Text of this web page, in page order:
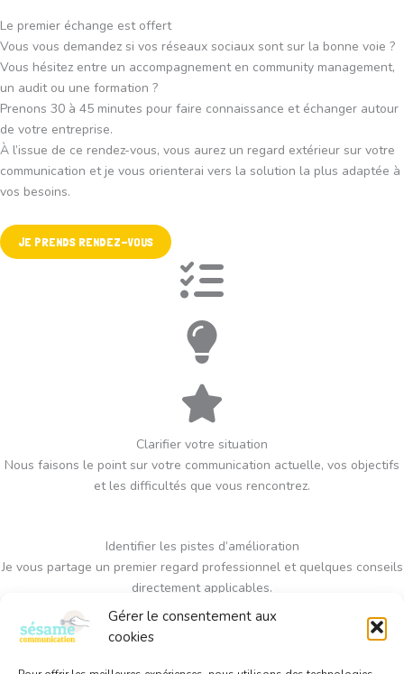
Gérer le consentement aux
cookies
Le premier échange est offert
Vous vous demandez si vos réseaux sociaux sont sur la bonne voie ?
Vous hésitez entre un accompagnement en community management,
un audit ou une formation ?
Prenons 30 à 45 minutes pour faire connaissance et échanger autour
de votre entreprise.
À l’issue de ce rendez-vous, vous aurez un regard extérieur sur votre
communication et je vous orienterai vers la solution la plus adaptée à
vos besoins.
JE PRENDS RENDEZ-VOUS
Clarifier votre situation
Nous faisons le point sur votre communication actuelle, vos objectifs
et les difficultés que vous rencontrez.
Identifier les pistes d’amélioration
Je vous partage un premier regard professionnel et quelques conseils
directement applicables.
Community management, audit ou formation…nous déterminons